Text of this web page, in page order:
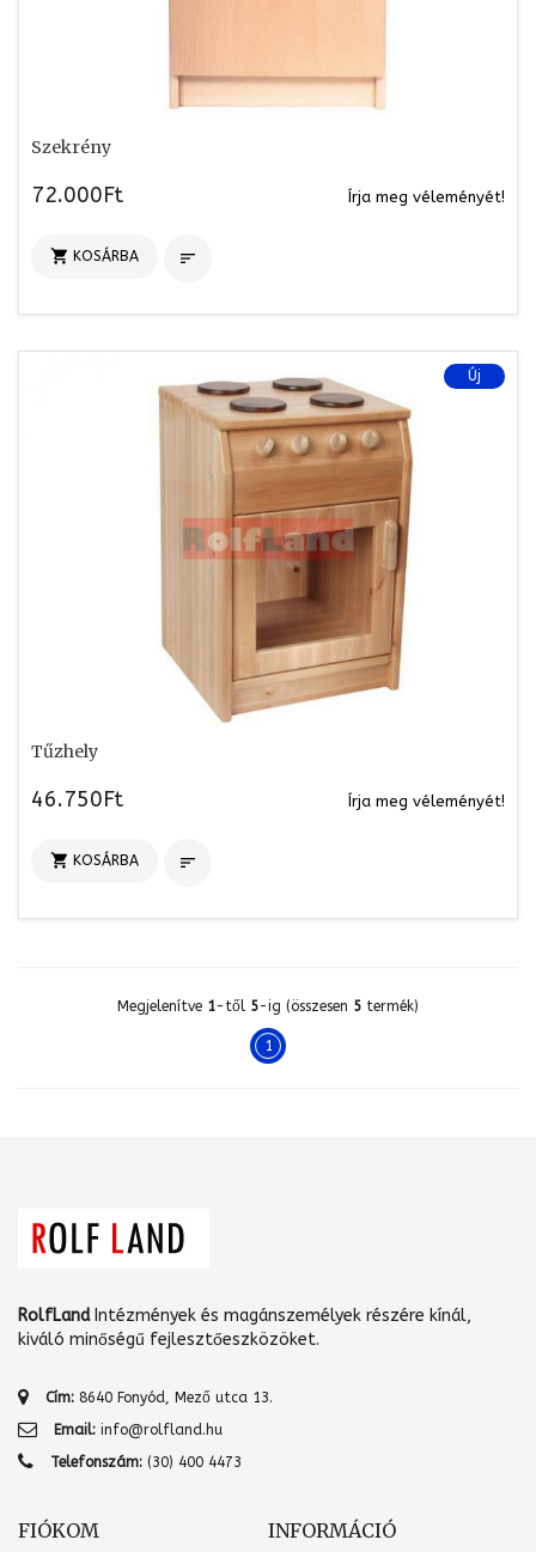
Szekrény
72.000Ft Írja meg véleményét!
 KOSÁRBA 
Új
Tűzhely
46.750Ft Írja meg véleményét!
 KOSÁRBA 
Megjelenítve 1-től 5-ig (összesen 5 termék)
1
RolfLandIntézmények és magánszemélyek részére kínál,
kiváló minőségű fejlesztőeszközöket.
Cím: 8640 Fonyód, Mező utca 13.
Email: info@rolfland.hu
Telefonszám: (30) 400 4473
FIÓKOM INFORMÁCIÓ